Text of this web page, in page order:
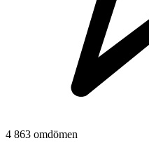
4 863 omdömen